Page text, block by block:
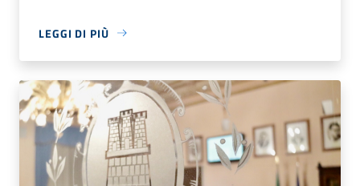
LEGGI DI PIÙ